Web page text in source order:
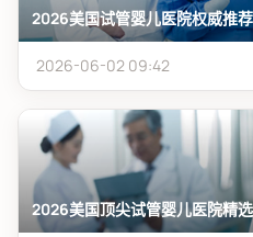
2026美国试管婴儿医院权威推
2026-06-02 09:42
2026美国顶尖试管婴儿医院精